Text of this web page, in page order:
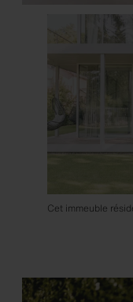
Cet immeuble